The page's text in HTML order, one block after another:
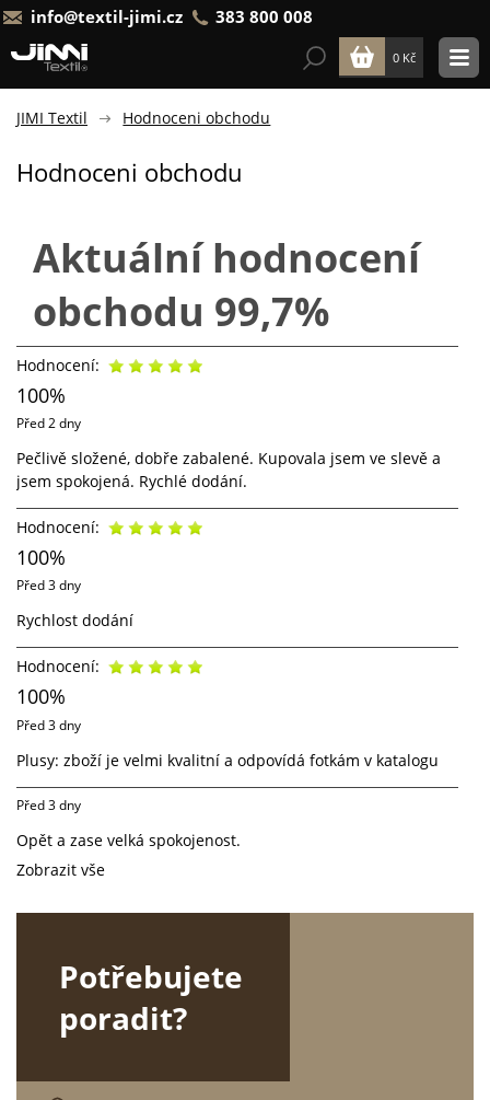
info@textil-jimi.cz 383 800 008
0 Kč
JIMI Textil Hodnoceni obchodu
Hodnoceni obchodu
Aktuální hodnocení
obchodu 99,7%
Hodnocení: 5
100%
Před 2 dny
Pečlivě složené, dobře zabalené. Kupovala jsem ve slevě a
jsem spokojená. Rychlé dodání.
Hodnocení: 5
100%
Před 3 dny
Rychlost dodání
Hodnocení: 5
100%
Před 3 dny
Plusy: zboží je velmi kvalitní a odpovídá fotkám v katalogu
Před 3 dny
Opět a zase velká spokojenost.
Zobrazit vše
Potřebujete
poradit?